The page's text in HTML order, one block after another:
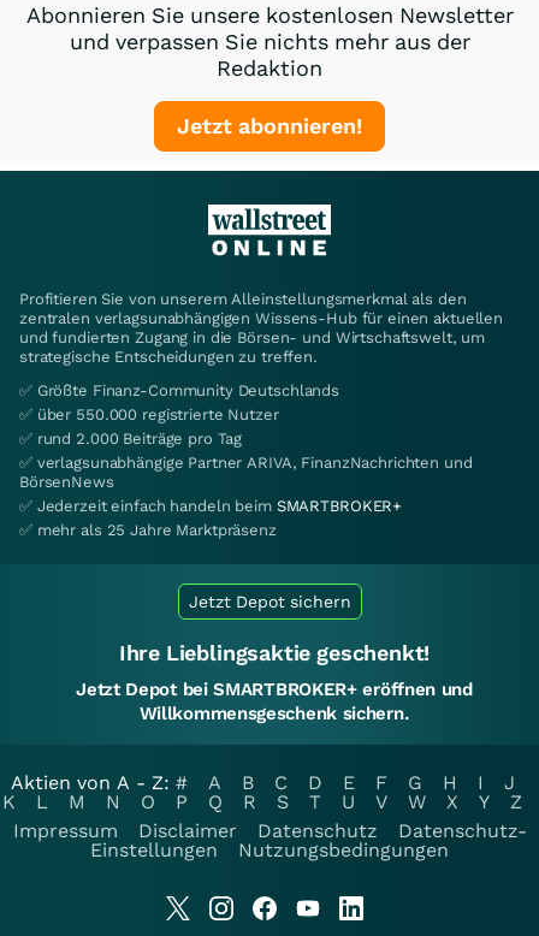
Abonnieren Sie unsere kostenlosen Newsletter
und verpassen Sie nichts mehr aus der
Redaktion
Jetzt abonnieren!
Profitieren Sie von unserem Alleinstellungsmerkmal als den
zentralen verlagsunabhängigen Wissens-Hub für einen aktuellen
und fundierten Zugang in die Börsen- und Wirtschaftswelt, um
strategische Entscheidungen zu treffen.
✅ Größte Finanz-Community Deutschlands
✅ über 550.000 registrierte Nutzer
✅ rund 2.000 Beiträge pro Tag
✅ verlagsunabhängige Partner ARIVA, FinanzNachrichten und
BörsenNews
✅ Jederzeit einfach handeln beim SMARTBROKER+
✅ mehr als 25 Jahre Marktpräsenz
Jetzt Depot sichern
Ihre Lieblingsaktie geschenkt!
Jetzt Depot bei SMARTBROKER+ eröffnen und
Willkommensgeschenk sichern.
Aktien von A - Z: # A B C D E F G H I
J
K
L M N O P Q R S T U V W X Y
Z
Impressum
Disclaimer Datenschutz
Datenschutz-
Einstellungen
Nutzungsbedingungen